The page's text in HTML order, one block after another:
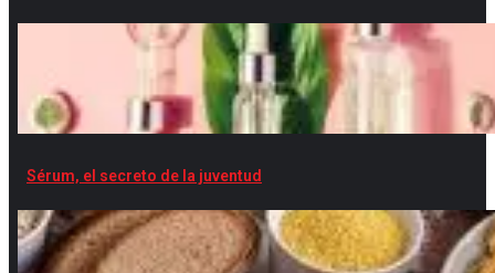
Sérum, el secreto de la juventud